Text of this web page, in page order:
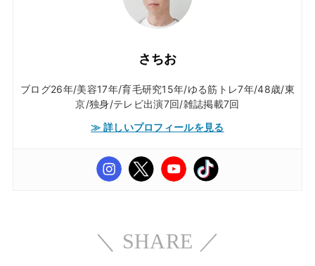
さちお
ブログ26年/美容17年/育毛研究15年/ゆる筋トレ7年/48歳/東
京/独身/テレビ出演7回/雑誌掲載7回
≫ 詳しいプロフィールを見る
＼ SHARE ／